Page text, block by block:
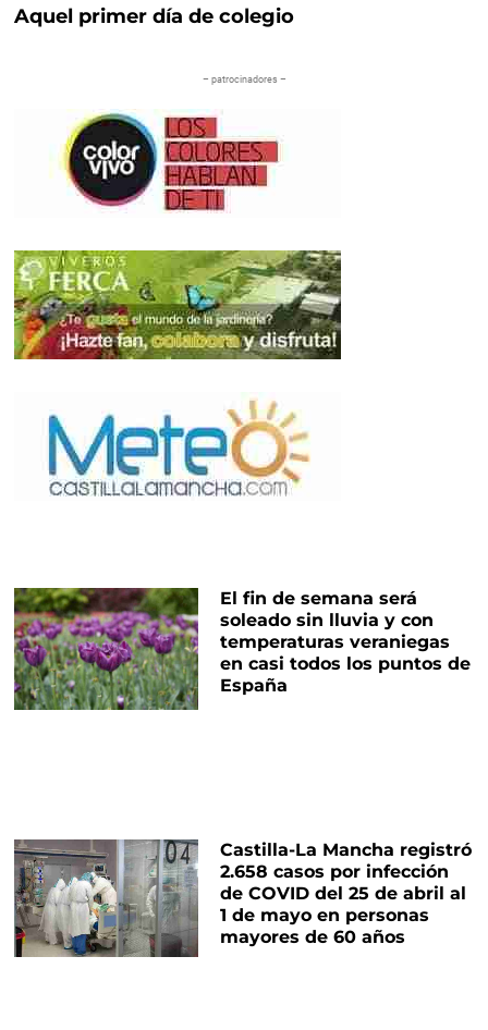
Aquel primer día de colegio
– patrocinadores –
El fin de semana será
soleado sin lluvia y con
temperaturas veraniegas
en casi todos los puntos de
España
Castilla-La Mancha registró
2.658 casos por infección
de COVID del 25 de abril al
1 de mayo en personas
mayores de 60 años